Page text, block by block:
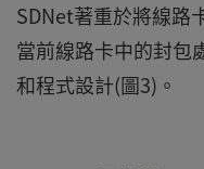
SDNet著重於將線路
當前線路卡中的封包
和程式設計(圖3)。